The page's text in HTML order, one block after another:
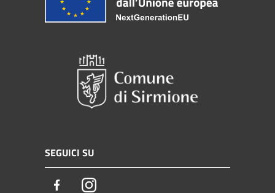
SEGUICI SU
FacebookInstagram